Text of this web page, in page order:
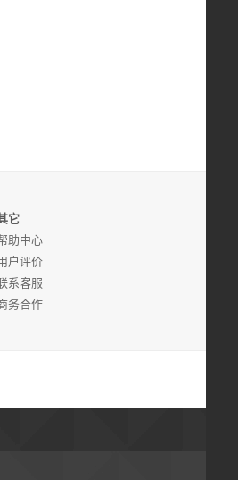
它
助中心
户评价
系客服
务合作